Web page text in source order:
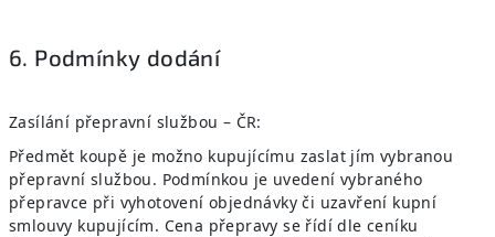
6. Podmínky dodání
Zasílání přepravní službou – ČR:
Předmět koupě je možno kupujícímu zaslat jím vybranou
přepravní službou. Podmínkou je uvedení vybraného
přepravce při vyhotovení objednávky či uzavření kupní
smlouvy kupujícím. Cena přepravy se řídí dle ceníku